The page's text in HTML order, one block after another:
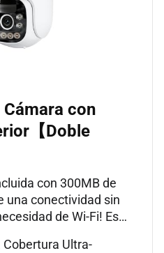
Cámara con
【Doble
con 300MB de
una conectividad sin
de Wi-Fi! Es…
Cobertura Ultra-